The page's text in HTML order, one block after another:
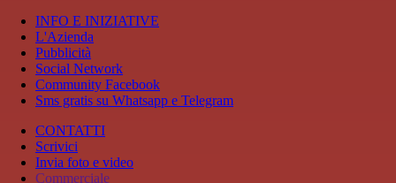
INFO E INIZIATIVE
L'Azienda
Pubblicità
Social Network
Community Facebook
Sms gratis su Whatsapp e Telegram
CONTATTI
Scrivici
Invia foto e video
Commerciale